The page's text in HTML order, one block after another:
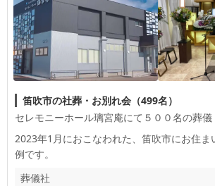
笛吹市の社葬・お別れ会（499名）
セレモニーホール璃宮庵にて５００名の葬儀
2023年1月におこなわれた、 笛吹市にお住ま
例です。
葬儀社